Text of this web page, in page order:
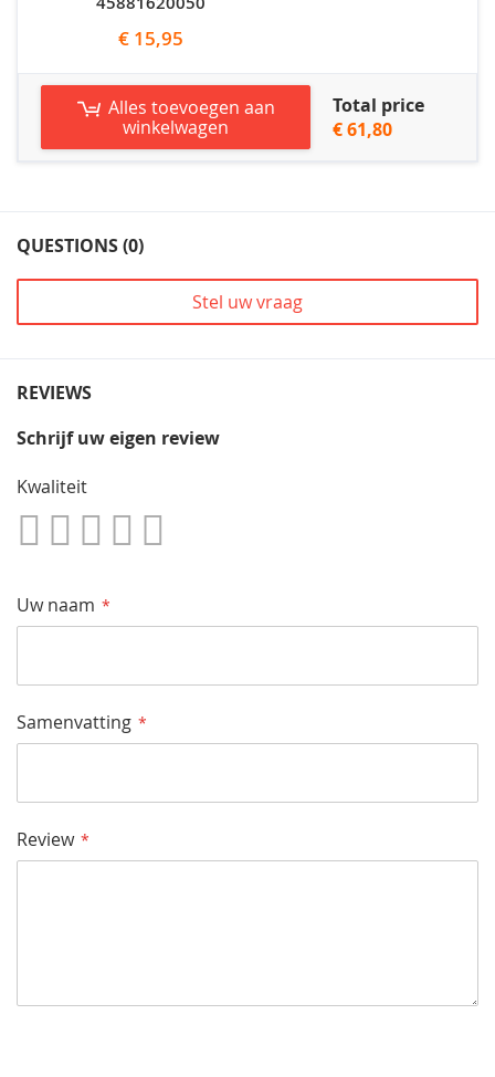
€ 15,95
Alles toevoegen aan
winkelwagen
Total price
€ 61,80
QUESTIONS (0)
Stel uw vraag
REVIEWS
Schrijf uw eigen review
Kwaliteit
1
Star
2
Sterren
3
Sterren
4
Sterren
Uw naam
Samenvatting
Review